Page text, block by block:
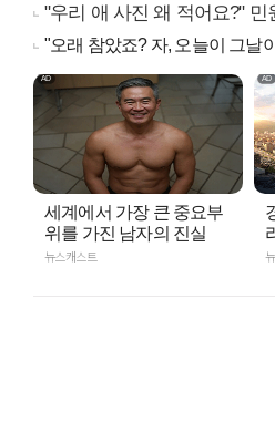
"우리 애 사진 왜 적어요?"
"오래 참았죠? 자, 오늘이 그날
세계에서 가장 큰 중요부
위를 가진 남자의 진실
뉴스캐스트